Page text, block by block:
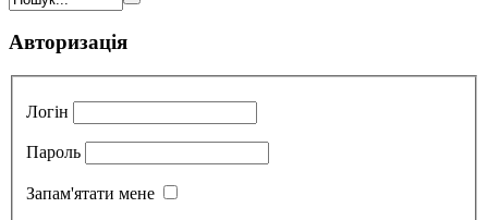
Авторизація
Логін
Пароль
Запам'ятати мене